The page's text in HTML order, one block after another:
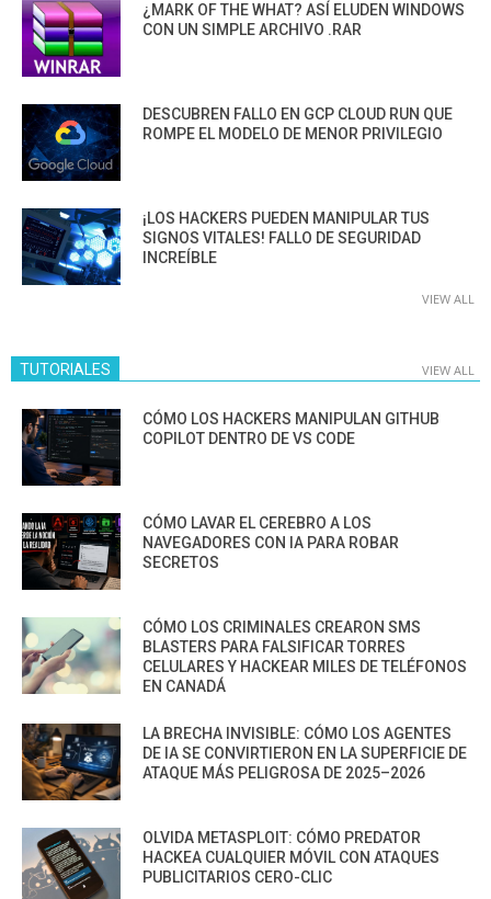
¿MARK OF THE WHAT? ASÍ ELUDEN WINDOWS
CON UN SIMPLE ARCHIVO .RAR
DESCUBREN FALLO EN GCP CLOUD RUN QUE
ROMPE EL MODELO DE MENOR PRIVILEGIO
¡LOS HACKERS PUEDEN MANIPULAR TUS
SIGNOS VITALES! FALLO DE SEGURIDAD
INCREÍBLE
VIEW ALL
TUTORIALES VIEW ALL
CÓMO LOS HACKERS MANIPULAN GITHUB
COPILOT DENTRO DE VS CODE
CÓMO LAVAR EL CEREBRO A LOS
NAVEGADORES CON IA PARA ROBAR
SECRETOS
CÓMO LOS CRIMINALES CREARON SMS
BLASTERS PARA FALSIFICAR TORRES
CELULARES Y HACKEAR MILES DE TELÉFONOS
EN CANADÁ
LA BRECHA INVISIBLE: CÓMO LOS AGENTES
DE IA SE CONVIRTIERON EN LA SUPERFICIE DE
ATAQUE MÁS PELIGROSA DE 2025–2026
OLVIDA METASPLOIT: CÓMO PREDATOR
HACKEA CUALQUIER MÓVIL CON ATAQUES
PUBLICITARIOS CERO-CLIC